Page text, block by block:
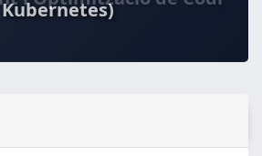
Kubernetes)